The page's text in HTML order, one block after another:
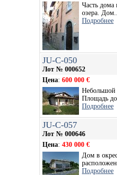
Часть дома
озера.
Подробнее
JU-C-050
Лот № 000652
Цена: 600 000 €
Небольшой
Площадь
Подробнее
JU-C-057
Лот № 000646
Цена: 430 000 €
Дом в
Подробнее